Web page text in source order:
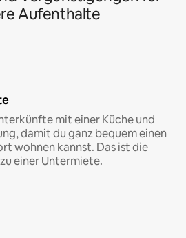
Aufenthalte
mit einer Küche und
damit du ganz bequem einen
wohnen kannst. Das ist die
einer Untermiete.